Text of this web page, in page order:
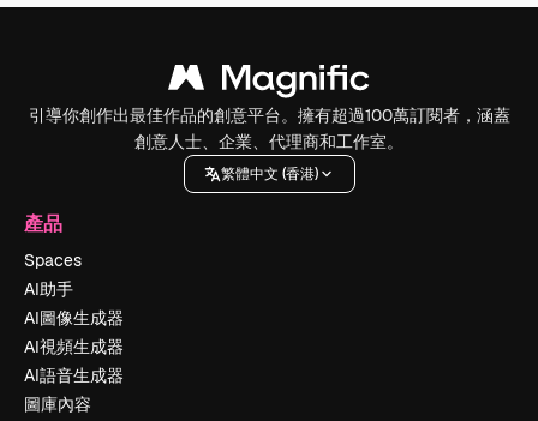
引導你創作出最佳作品的創意平台。擁有超過100萬訂閱者，涵蓋
創意人士、企業、代理商和工作室。
繁體中文 (香港)
產品
Spaces
AI助手
AI圖像生成器
AI視頻生成器
AI語音生成器
圖庫內容